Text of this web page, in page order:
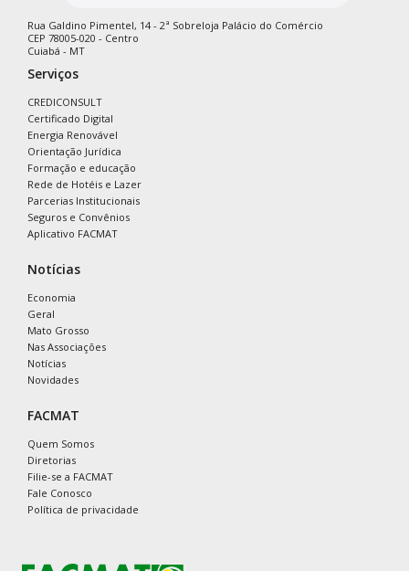
Rua Galdino Pimentel, 14 - 2ª Sobreloja Palácio do Comércio
CEP 78005-020 - Centro
Cuiabá - MT
Serviços
CREDICONSULT
Certificado Digital
Energia Renovável
Orientação Jurídica
Formação e educação
Rede de Hotéis e Lazer
Parcerias Institucionais
Seguros e Convênios
Aplicativo FACMAT
Notícias
Economia
Geral
Mato Grosso
Nas Associações
Notícias
Novidades
FACMAT
Quem Somos
Diretorias
Filie-se a FACMAT
Fale Conosco
Política de privacidade